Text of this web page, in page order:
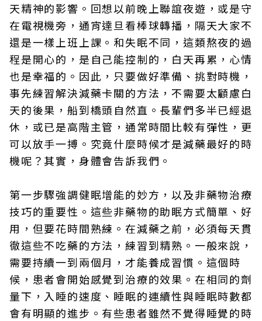
天精神的影響。回想以前晚上聯誼夜遊，或是守
在電視機旁，通宵達旦看棒球轉播，隔天大家不
還是一樣上班上課。和失眠不同，這類熬夜的過
程是開心的，是自己能控制的，白天再累，心情
也是幸福的。因此，只要做好準備、挑對時機，
事先練習解決減藥卡關的方法，不需要太顧慮白
天的後果，船到橋頭自然直。長輩們多半已經退
休，或已是高階主管，通常時間比較有彈性，更
可以放手一搏。究竟什麼時候才是減藥最好的時
機呢？其實，身體會告訴我們。
第一步驟強調健眠增能的妙方，以及非藥物治療
技巧的重要性。這些非藥物的助眠方式簡單、好
用，但要花時間熟練。在減藥之前，必須每天貫
徹這些不吃藥的方法，練習到精熟。一般來說，
需要持續一到兩個月，才能養成習慣。這個時
候，患者會開始感覺到治療的效果。在相同的劑
量下，入睡的速度、睡眠的連續性與睡眠時數都
會有明顯的進步。有些患者雖然不覺得睡覺的時